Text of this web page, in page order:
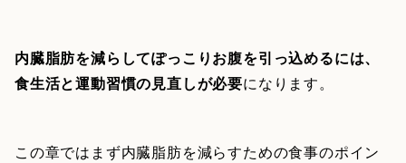
内臓脂肪を減らしてぽっこりお腹を引っ込めるには、
食生活と運動習慣の見直しが必要になります。
この章ではまず内臓脂肪を減らすための食事のポイン